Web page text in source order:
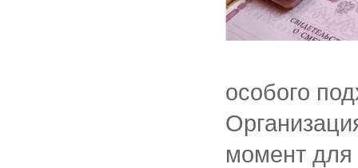
особого
момент для